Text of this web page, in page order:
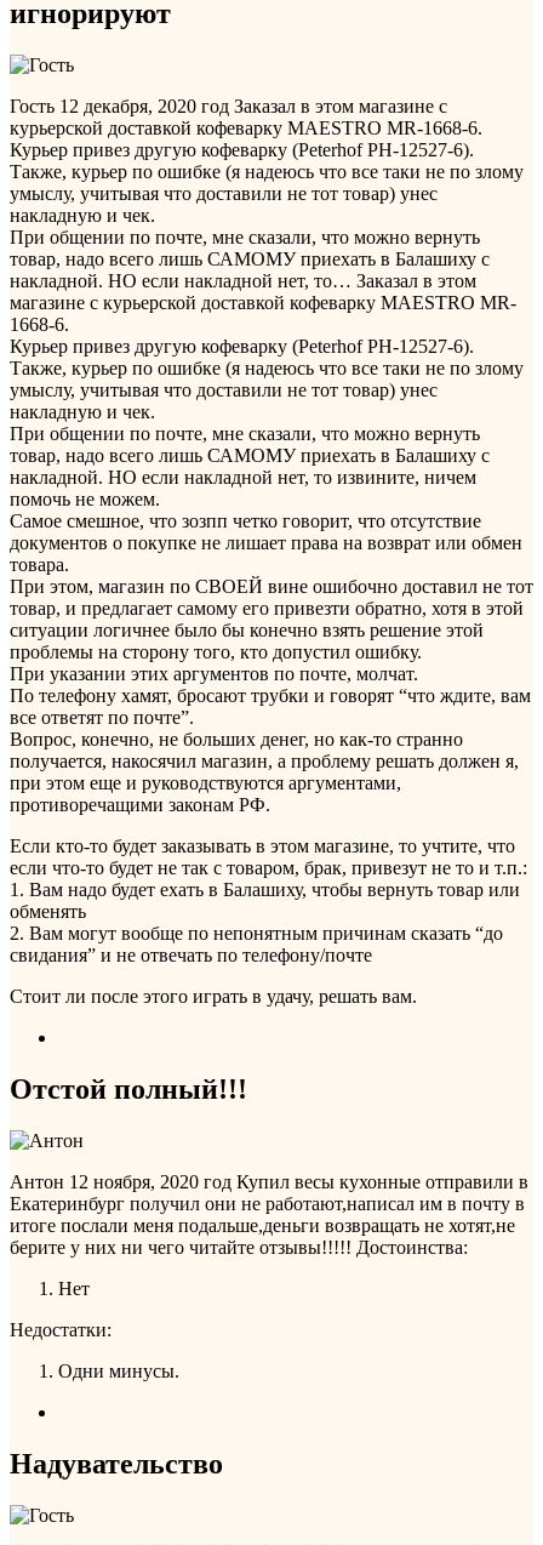
игнорируют
Гость 12 декабря, 2020 год Заказал в этом магазине с
курьерской доставкой кофеварку MAESTRO MR-1668-6.
Курьер привез другую кофеварку (Peterhof PH-12527-6).
Также, курьер по ошибке (я надеюсь что все таки не по злому
умыслу, учитывая что доставили не тот товар) унес
накладную и чек.
При общении по почте, мне сказали, что можно вернуть
товар, надо всего лишь САМОМУ приехать в Балашиху с
накладной. НО если накладной нет, то… Заказал в этом
магазине с курьерской доставкой кофеварку MAESTRO MR-
1668-6.
Курьер привез другую кофеварку (Peterhof PH-12527-6).
Также, курьер по ошибке (я надеюсь что все таки не по злому
умыслу, учитывая что доставили не тот товар) унес
накладную и чек.
При общении по почте, мне сказали, что можно вернуть
товар, надо всего лишь САМОМУ приехать в Балашиху с
накладной. НО если накладной нет, то извините, ничем
помочь не можем.
Самое смешное, что зозпп четко говорит, что отсутствие
документов о покупке не лишает права на возврат или обмен
товара.
При этом, магазин по СВОЕЙ вине ошибочно доставил не тот
товар, и предлагает самому его привезти обратно, хотя в этой
ситуации логичнее было бы конечно взять решение этой
проблемы на сторону того, кто допустил ошибку.
При указании этих аргументов по почте, молчат.
По телефону хамят, бросают трубки и говорят “что ждите, вам
все ответят по почте”.
Вопрос, конечно, не больших денег, но как-то странно
получается, накосячил магазин, а проблему решать должен я,
при этом еще и руководствуются аргументами,
противоречащими законам РФ.
Если кто-то будет заказывать в этом магазине, то учтите, что
если что-то будет не так с товаром, брак, привезут не то и т.п.:
1. Вам надо будет ехать в Балашиху, чтобы вернуть товар или
обменять
2. Вам могут вообще по непонятным причинам сказать “до
свидания” и не отвечать по телефону/почте
Стоит ли после этого играть в удачу, решать вам.
Отстой полный!!!
Антон 12 ноября, 2020 год Купил весы кухонные отправили в
Екатеринбург получил они не работают,написал им в почту в
итоге послали меня подальше,деньги возвращать не хотят,не
берите у них ни чего читайте отзывы!!!!! Достоинства:
Нет
Недостатки:
Одни минусы.
Надувательство